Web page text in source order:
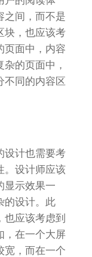
之间，而不是
块，也应该考
页面中，内容
的页面中，
不同的内容区
设计也需要考
。设计师应该
显示效果一
的设计。此
也应该考虑到
，在一个大屏
宽，而在一个